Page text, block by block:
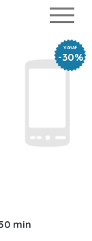
VANAF
-30%
min